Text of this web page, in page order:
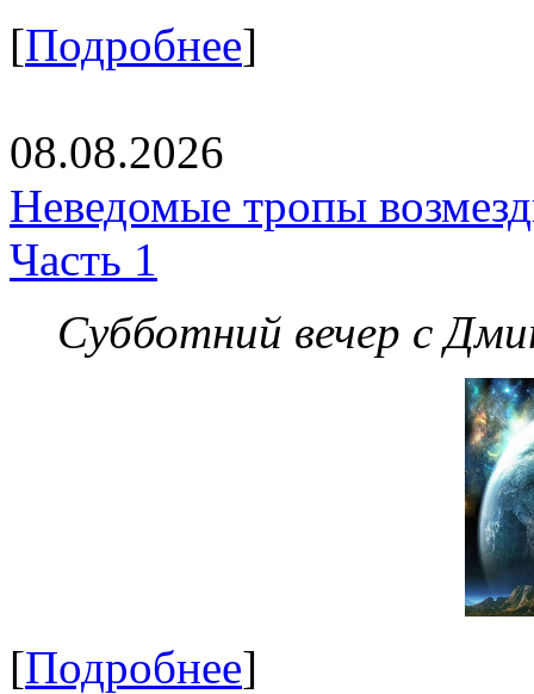
[Подробнее]
08.08.2026
Неведомые тропы
Часть 1
Субботний вечер с
[Подробнее]